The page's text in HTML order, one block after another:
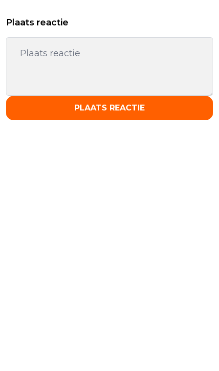
Plaats reactie
PLAATS REACTIE